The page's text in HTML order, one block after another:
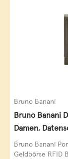
Bruno Banani
Bruno Banani
Damen,
Querformat,
Bruno Banani
Geldbörse RFID